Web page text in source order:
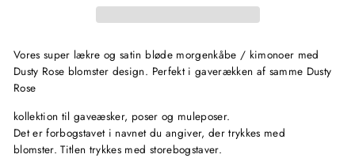
Vores super lækre og satin bløde morgenkåbe / kimonoer med
Dusty Rose blomster design. Perfekt i gaverækken af samme Dusty
Rose
kollektion til gaveæsker, poser og muleposer.
Det er forbogstavet i navnet du angiver, der trykkes med
blomster. Titlen trykkes med storebogstaver.